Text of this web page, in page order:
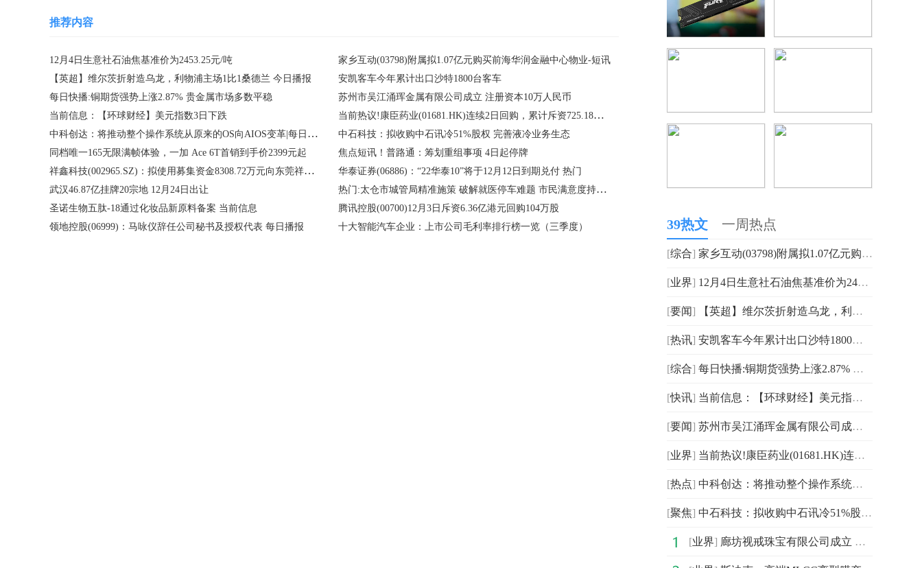
推荐内容
12月4日生意社石油焦基准价为2453.25元/吨
家乡互动(03798)附属拟1.07亿元购买前海华润金融中心物业-短讯
【英超】维尔茨折射造乌龙，利物浦主场1比1桑德兰 今日播报
安凯客车今年累计出口沙特1800台客车
每日快播:铜期货强势上涨2.87% 贵金属市场多数平稳
苏州市吴江涌珲金属有限公司成立 注册资本10万人民币
当前信息：【环球财经】美元指数3日下跌
当前热议!康臣药业(01681.HK)连续2日回购，累计斥资725.18万港元
中科创达：将推动整个操作系统从原来的OS向AIOS变革|每日视讯
中石科技：拟收购中石讯冷51%股权 完善液冷业务生态
同档唯一165无限满帧体验，一加 Ace 6T首销到手价2399元起
焦点短讯！普路通：筹划重组事项 4日起停牌
祥鑫科技(002965.SZ)：拟使用募集资金8308.72万元向东莞祥鑫增资
华泰证券(06886)：“22华泰10”将于12月12日到期兑付 热门
武汉46.87亿挂牌20宗地 12月24日出让
热门:太仓市城管局精准施策 破解就医停车难题 市民满意度持续提升
圣诺生物五肽-18通过化妆品新原料备案 当前信息
腾讯控股(00700)12月3日斥资6.36亿港元回购104万股
领地控股(06999)：马咏仪辞任公司秘书及授权代表 每日播报
十大智能汽车企业：上市公司毛利率排行榜一览（三季度） 39热文 一周热点
[综合] 家乡互动(03798)附属拟1.07亿元购买前海华润金融中心物业-短讯
[业界] 12月4日生意社石油焦基准价为2453.25元/吨
[要闻] 【英超】维尔茨折射造乌龙，利物浦主场1比1桑德兰 今日播报
[热讯] 安凯客车今年累计出口沙特1800台客车
[综合] 每日快播:铜期货强势上涨2.87% 贵金属市场多数平稳
[快讯] 当前信息：【环球财经】美元指数3日下跌
[要闻] 苏州市吴江涌珲金属有限公司成立 注册资本10万人民币
[业界] 当前热议!康臣药业(01681.HK)连续2日回购，累计斥资725.18万港元
[热点] 中科创达：将推动整个操作系统从原来的OS向AIOS变革|每日视讯
[聚焦] 中石科技：拟收购中石讯冷51%股权 完善液冷业务生态
[业界] 廊坊视戒珠宝有限公司成立 注册资本10万人民币